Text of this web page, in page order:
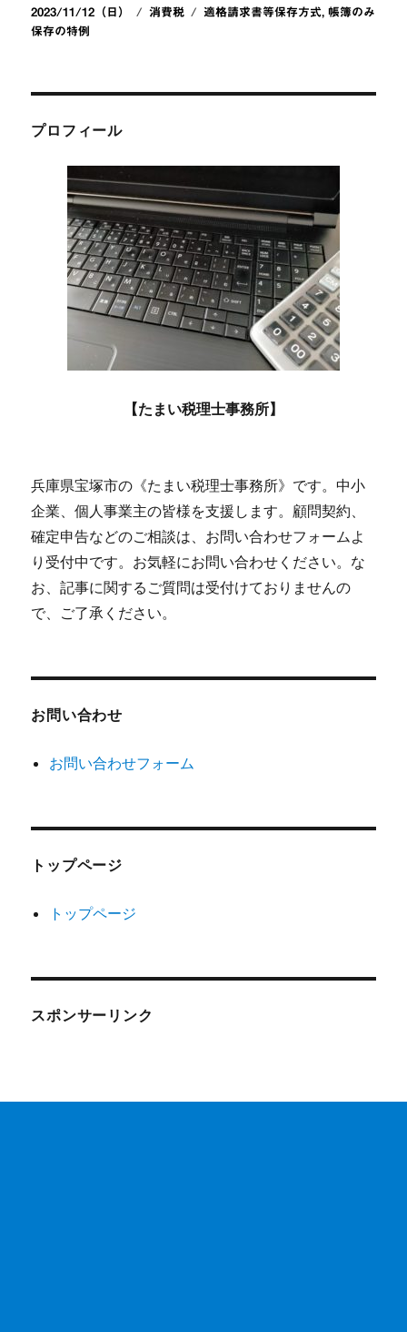
投
稿
2023/11/12（日）
カ
消費税
タ
適格請求書等保存方式,帳簿のみ
保存の特例
プロフィール
【たまい税理士事務所】
兵庫県宝塚市の《たまい税理士事務所》です。中小
企業、個人事業主の皆様を支援します。顧問契約、
確定申告などのご相談は、お問い合わせフォームよ
り受付中です。お気軽にお問い合わせください。な
お、記事に関するご質問は受付けておりませんの
で、ご了承ください。
お問い合わせ
お問い合わせフォーム
トップページ
トップページ
スポンサーリンク